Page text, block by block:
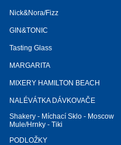
Nick&Nora/Fizz
GIN&TONIC
Tasting Glass
MARGARITA
MIXERY HAMILTON BEACH
NALÉVÁTKA DÁVKOVAČE
Shakery - Míchací Sklo - Moscow
Mule/Hrnky - Tiki
PODLOŽKY